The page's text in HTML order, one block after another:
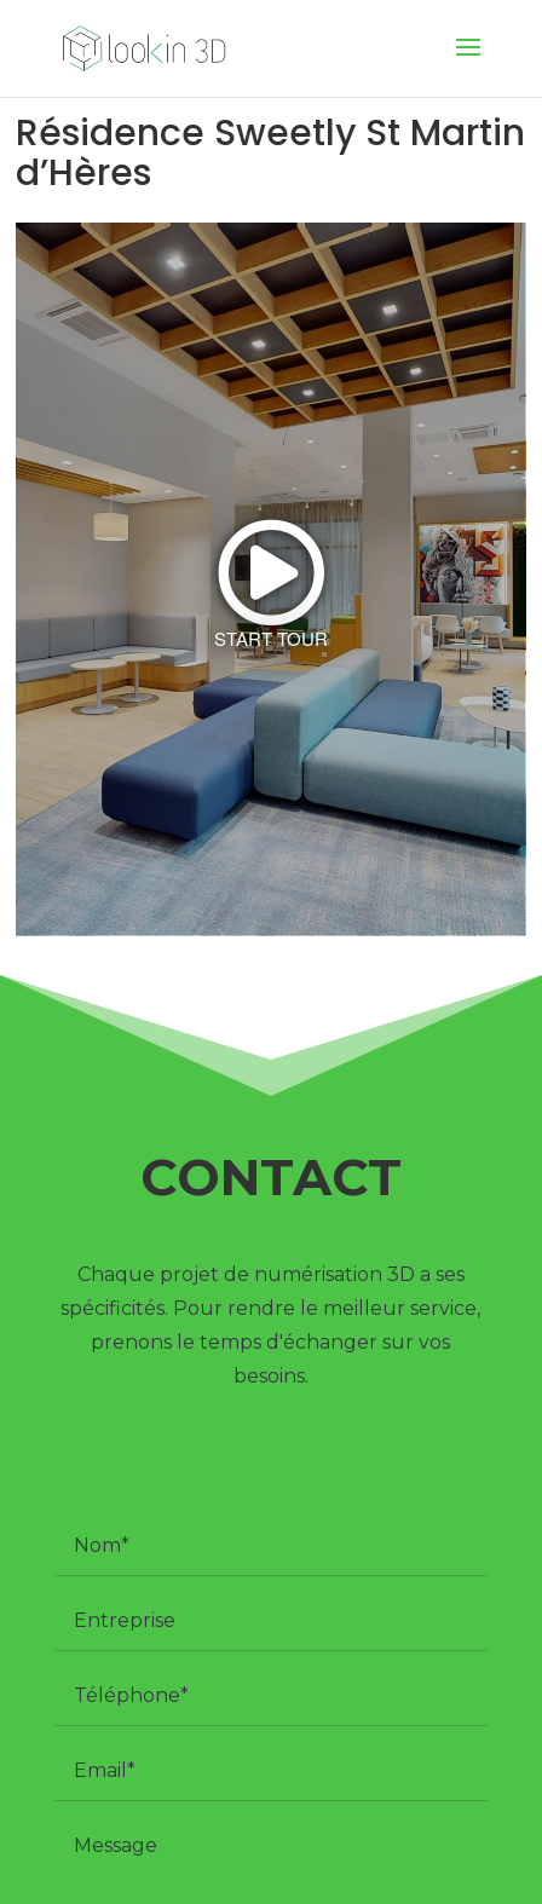
Résidence Sweetly St Martin
d’Hères
START TOUR
CONTACT
Chaque projet de numérisation 3D a ses
spécificités. Pour rendre le meilleur service,
prenons le temps d'échanger sur vos
besoins.